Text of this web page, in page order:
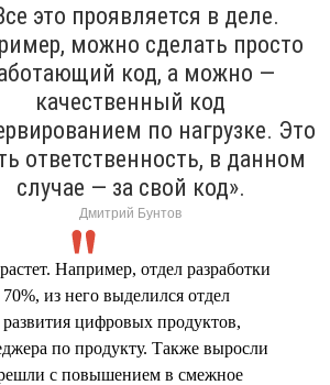
это проявляется в деле.
можно сделать просто
код, а можно —
качественный код
по нагрузке. Это
ответственность, в данном
случае — за свой код».
Дмитрий Бунтов
Например, отдел разработки
из него выделился отдел
развития цифровых продуктов,
по продукту. Также выросли
с повышением в смежное